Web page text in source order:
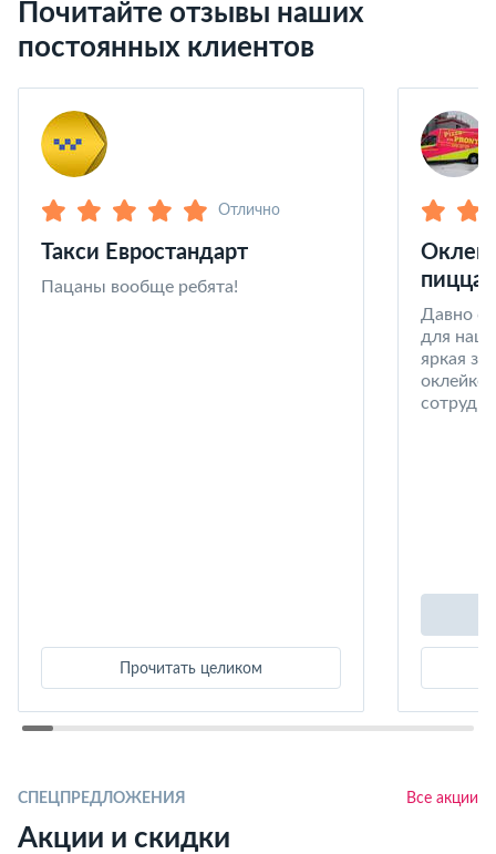
Почитайте отзывы наших
постоянных клиентов
Отлично
Такси Евростандарт
Пацаны вообще ребята!
Прочитать целиком
пицца
Давно
для
яркая
оклейке
СПЕЦПРЕДЛОЖЕНИЯ Все акции
Акции и скидки